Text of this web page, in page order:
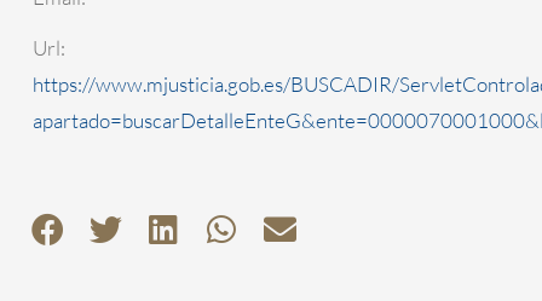
Url:
https://www.mjusticia.gob.es/BUSCADIR/